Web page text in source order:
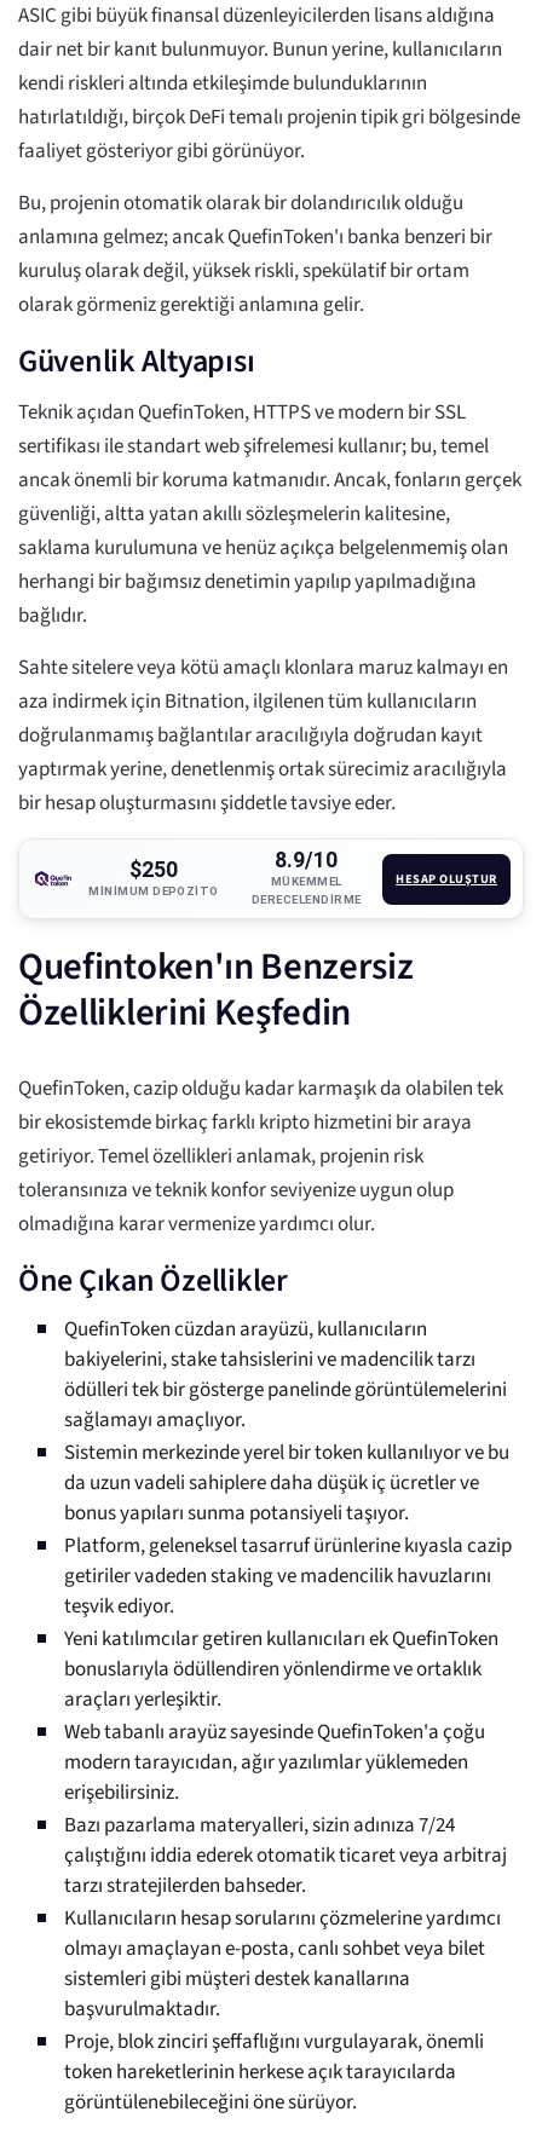
ASIC gibi büyük finansal düzenleyicilerden lisans aldığına
dair net bir kanıt bulunmuyor. Bunun yerine, kullanıcıların
kendi riskleri altında etkileşimde bulunduklarının
hatırlatıldığı, birçok DeFi temalı projenin tipik gri bölgesinde
faaliyet gösteriyor gibi görünüyor.
Bu, projenin otomatik olarak bir dolandırıcılık olduğu
anlamına gelmez; ancak QuefinToken'ı banka benzeri bir
kuruluş olarak değil, yüksek riskli, spekülatif bir ortam
olarak görmeniz gerektiği anlamına gelir.
Güvenlik Altyapısı
Teknik açıdan QuefinToken, HTTPS ve modern bir SSL
sertifikası ile standart web şifrelemesi kullanır; bu, temel
ancak önemli bir koruma katmanıdır. Ancak, fonların gerçek
güvenliği, altta yatan akıllı sözleşmelerin kalitesine,
saklama kurulumuna ve henüz açıkça belgelenmemiş olan
herhangi bir bağımsız denetimin yapılıp yapılmadığına
bağlıdır.
Sahte sitelere veya kötü amaçlı klonlara maruz kalmayı en
aza indirmek için Bitnation, ilgilenen tüm kullanıcıların
doğrulanmamış bağlantılar aracılığıyla doğrudan kayıt
yaptırmak yerine, denetlenmiş ortak sürecimiz aracılığıyla
bir hesap oluşturmasını şiddetle tavsiye eder.
$250
MINIMUM DEPOZITO
8.9/10
MÜKEMMEL
DERECELENDIRME
HESAP OLUŞTUR
Quefintoken'ın Benzersiz
Özelliklerini Keşfedin
QuefinToken, cazip olduğu kadar karmaşık da olabilen tek
bir ekosistemde birkaç farklı kripto hizmetini bir araya
getiriyor. Temel özellikleri anlamak, projenin risk
toleransınıza ve teknik konfor seviyenize uygun olup
olmadığına karar vermenize yardımcı olur.
Öne Çıkan Özellikler
QuefinToken cüzdan arayüzü, kullanıcıların
bakiyelerini, stake tahsislerini ve madencilik tarzı
ödülleri tek bir gösterge panelinde görüntülemelerini
sağlamayı amaçlıyor.
Sistemin merkezinde yerel bir token kullanılıyor ve bu
da uzun vadeli sahiplere daha düşük iç ücretler ve
bonus yapıları sunma potansiyeli taşıyor.
Platform, geleneksel tasarruf ürünlerine kıyasla cazip
getiriler vadeden staking ve madencilik havuzlarını
teşvik ediyor.
Yeni katılımcılar getiren kullanıcıları ek QuefinToken
bonuslarıyla ödüllendiren yönlendirme ve ortaklık
araçları yerleşiktir.
Web tabanlı arayüz sayesinde QuefinToken'a çoğu
modern tarayıcıdan, ağır yazılımlar yüklemeden
erişebilirsiniz.
Bazı pazarlama materyalleri, sizin adınıza 7/24
çalıştığını iddia ederek otomatik ticaret veya arbitraj
tarzı stratejilerden bahseder.
Kullanıcıların hesap sorularını çözmelerine yardımcı
olmayı amaçlayan e-posta, canlı sohbet veya bilet
sistemleri gibi müşteri destek kanallarına
başvurulmaktadır.
Proje, blok zinciri şeffaflığını vurgulayarak, önemli
token hareketlerinin herkese açık tarayıcılarda
görüntülenebileceğini öne sürüyor.